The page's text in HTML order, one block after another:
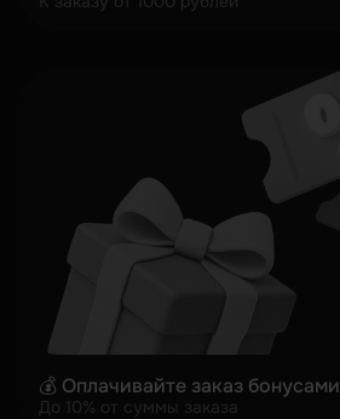
💰 Оплачивайте заказ бонусами
До 10% от суммы заказа